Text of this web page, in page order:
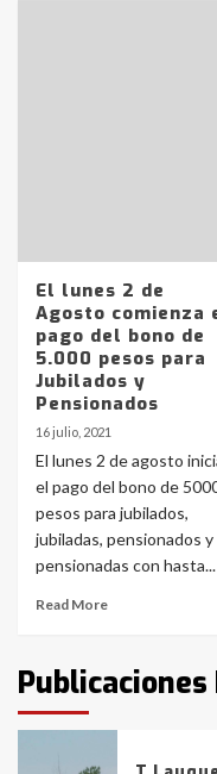
El lunes 2 de
Agosto comienza
pago del bono de
5.000 pesos para
Jubilados y
Pensionados
16 julio, 2021
El lunes 2 de agosto
el pago del bono de
pesos para jubilados,
jubiladas, pensionados y
pensionadas con hasta...
Read More
4
5
Los
La
6
La Bolsa
Blanca
con
de la
fueron
tarde